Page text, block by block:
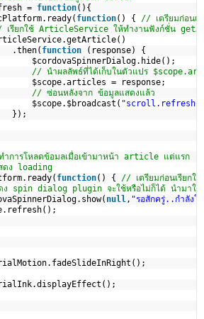
= function(){
function() { // เตรียมก่อนเ
เรียกใช้ ArticleService ให้ทำงานฟังก์ชั่น
.then( function
(response) {
$cordovaSpinnerDialog.hide();
// นำผลลัพธ์ที่ได้เก็บในตัวแปร
$scope.articles = response;
// ซ่อนหลังจาก ข้อมูลแสดงแล้ว
$scope.$broadcast(
});
ำการโหลดข้อมลเมื่อเข้ามาหน้า article แต่แรก
ดง loading
function() { // เตรียมก่อนเรียกใ
spin dialog plugin จะใช้หรือไม่ก็ได้ นำมาใช้เผื่
null , "รอสักครู่..กำลังโ